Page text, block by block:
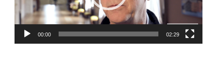
00:00 02:29